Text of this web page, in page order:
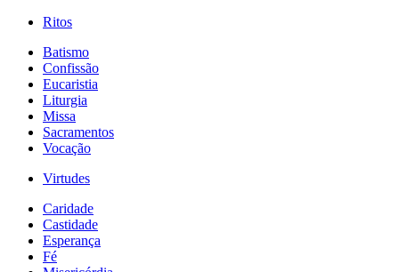
Ritos
Batismo
Confissão
Eucaristia
Liturgia
Missa
Sacramentos
Vocação
Virtudes
Caridade
Castidade
Esperança
Fé